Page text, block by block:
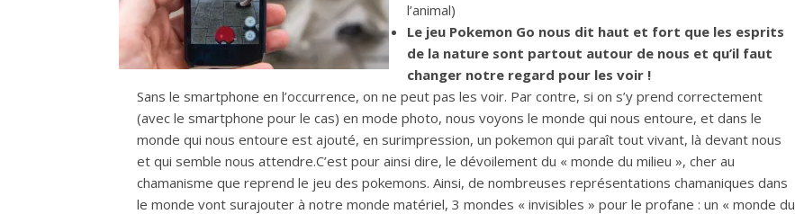
l’animal)
Le jeu Pokemon Go nous dit haut et fort que les esprits
de la nature sont partout autour de nous et qu’il faut
changer notre regard pour les voir !
Sans le smartphone en l’occurrence, on ne peut pas les voir. Par contre, si on s’y prend correctement
(avec le smartphone pour le cas) en mode photo, nous voyons le monde qui nous entoure, et dans le
monde qui nous entoure est ajouté, en surimpression, un pokemon qui paraît tout vivant, là devant nous
et qui semble nous attendre.C’est pour ainsi dire, le dévoilement du « monde du milieu », cher au
chamanisme que reprend le jeu des pokemons. Ainsi, de nombreuses représentations chamaniques dans
le monde vont surajouter à notre monde matériel, 3 mondes « invisibles » pour le profane : un « monde du